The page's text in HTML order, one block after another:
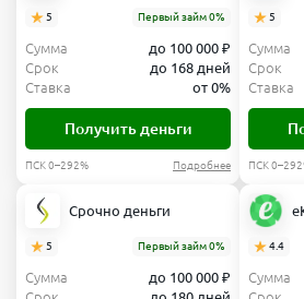
5 Первый займ 0%
Сумма
до 100 000 ₽
Срок
до 168 дней
Ставка
от 0%
Получить деньги
ПСК 0–292% Подробнее
5
Сумма
Срок
Ставка
ПСК
Срочно деньги
5 Первый займ 0%
Сумма
до 100 000 ₽
4.4
Сумма